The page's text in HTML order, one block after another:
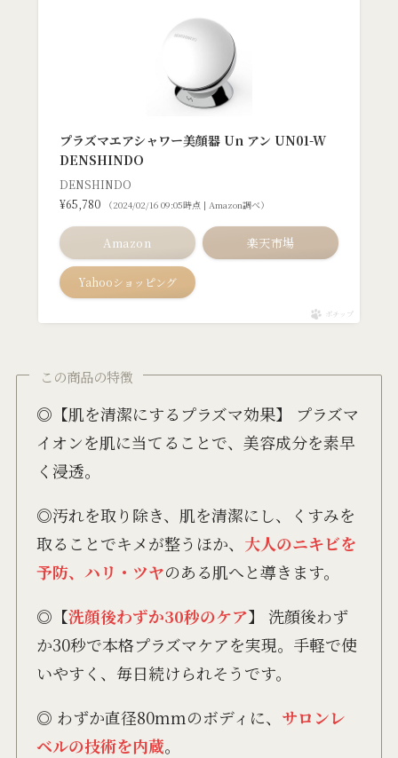
プラズマエアシャワー美顔器 Un アン UN01-W
DENSHINDO
DENSHINDO
¥65,780
（2024/02/16 09:05時点 | Amazon調べ）
Amazon 楽天市場
Yahooショッピング
ポチップ
この商品の特徴
◎【肌を清潔にするプラズマ効果】 プラズマ
イオンを肌に当てることで、美容成分を素早
く浸透。
◎汚れを取り除き、肌を清潔にし、くすみを
取ることでキメが整うほか、 大人のニキビを
予防、ハリ・ツヤのある肌へと導きます。
◎【洗顔後わずか30秒のケア】 洗顔後わず
か30秒で本格プラズマケアを実現。手軽で使
いやすく、毎日続けられそうです。
◎ わずか直径80mmのボディに、 サロンレ
ベルの技術を内蔵。